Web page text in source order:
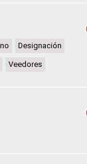
Designación
Veedores